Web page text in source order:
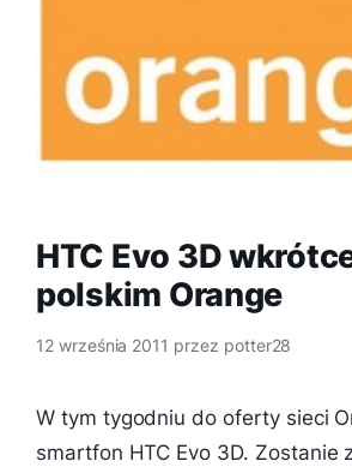
HTC Evo 3D
polskim Orange
12 września 2011 przez potter28
W tym tygodniu do oferty sieci
smartfon HTC Evo 3D. Zostanie